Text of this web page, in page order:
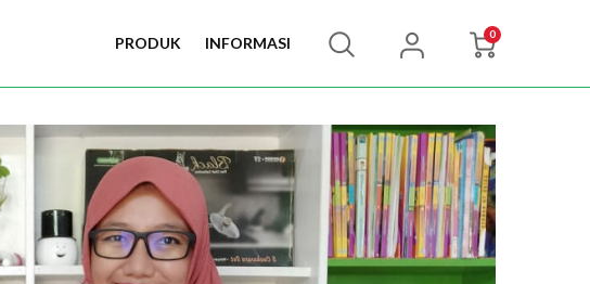
PRODUK INFORMASI 0